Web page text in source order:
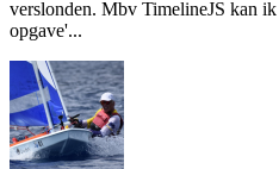
verslonden. Mbv TimelineJS kan
opgave'...